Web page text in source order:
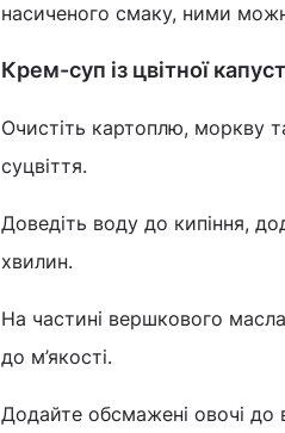
насиченого смаку, ними
Крем-суп із цвітної
Очистіть картоплю, моркву
суцвіття.
Доведіть воду до кипіння,
хвилин.
На частині вершкового
до м’якості.
Додайте обсмажені овочі до